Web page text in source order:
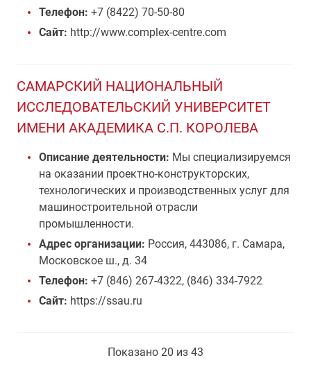
Телефон: +7 (8422) 70-50-80
Сайт: http://www.complex-centre.com
САМАРСКИЙ НАЦИОНАЛЬНЫЙ
ИССЛЕДОВАТЕЛЬСКИЙ УНИВЕРСИТЕТ
ИМЕНИ АКАДЕМИКА С.П. КОРОЛЕВА
Описание деятельности: Мы специализируемся
на оказании проектно-конструкторских,
технологических и производственных услуг для
машиностроительной отрасли
промышленности.
Адрес организации: Россия, 443086, г. Самара,
Московское ш., д. 34
Телефон: +7 (846) 267-4322, (846) 334-7922
Сайт: https://ssau.ru
Показано 20 из 43